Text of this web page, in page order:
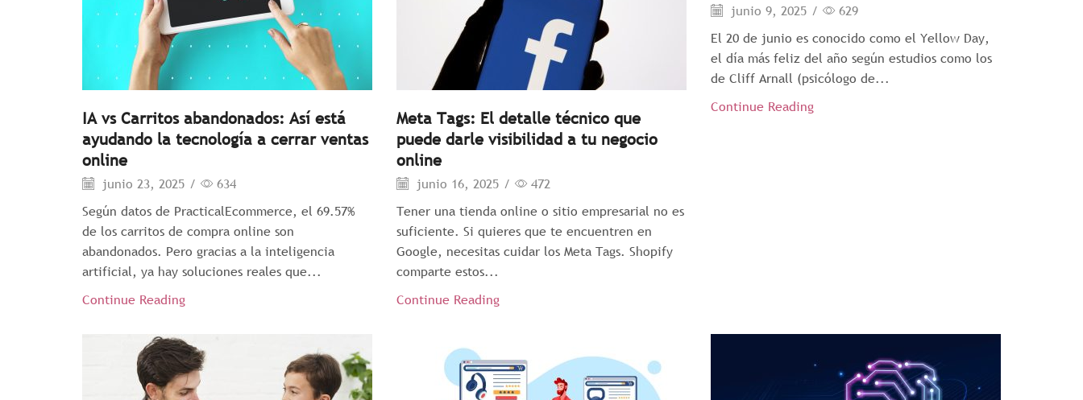
IA vs Carritos abandonados: Así está
ayudando la tecnología a cerrar ventas
online
junio 23, 2025 /
634
Según datos de PracticalEcommerce, el 69.57%
de los carritos de compra online son
abandonados. Pero gracias a la inteligencia
artificial, ya hay soluciones reales que...
Continue Reading
Meta Tags: El detalle técnico que
puede darle visibilidad a tu negocio
online
junio 16, 2025 /
472
Tener una tienda online o sitio empresarial no es
suficiente. Si quieres que te encuentren en
Google, necesitas cuidar los Meta Tags. Shopify
comparte estos...
Continue Reading
junio 9, 2025 /
629
El 20 de junio es conocido como el Yellow Day,
el día más feliz del año según estudios como los
de Cliff Arnall (psicólogo de...
Continue Reading